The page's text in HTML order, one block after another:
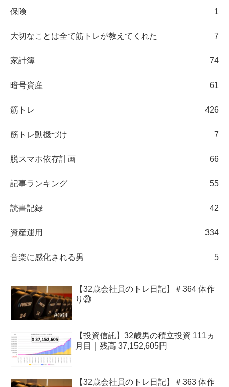
保険 1
大切なことは全て筋トレが教えてくれた 7
家計簿 74
暗号資産 61
筋トレ 426
筋トレ動機づけ 7
脱スマホ依存計画 66
記事ランキング 55
読書記録 42
資産運用 334
音楽に感化される男 5
【32歳会社員のトレ日記】＃364 体作
り⑳
【投資信託】32歳男の積立投資 111ヵ
月目｜残高 37,152,605円
【32歳会社員のトレ日記】＃363 体作